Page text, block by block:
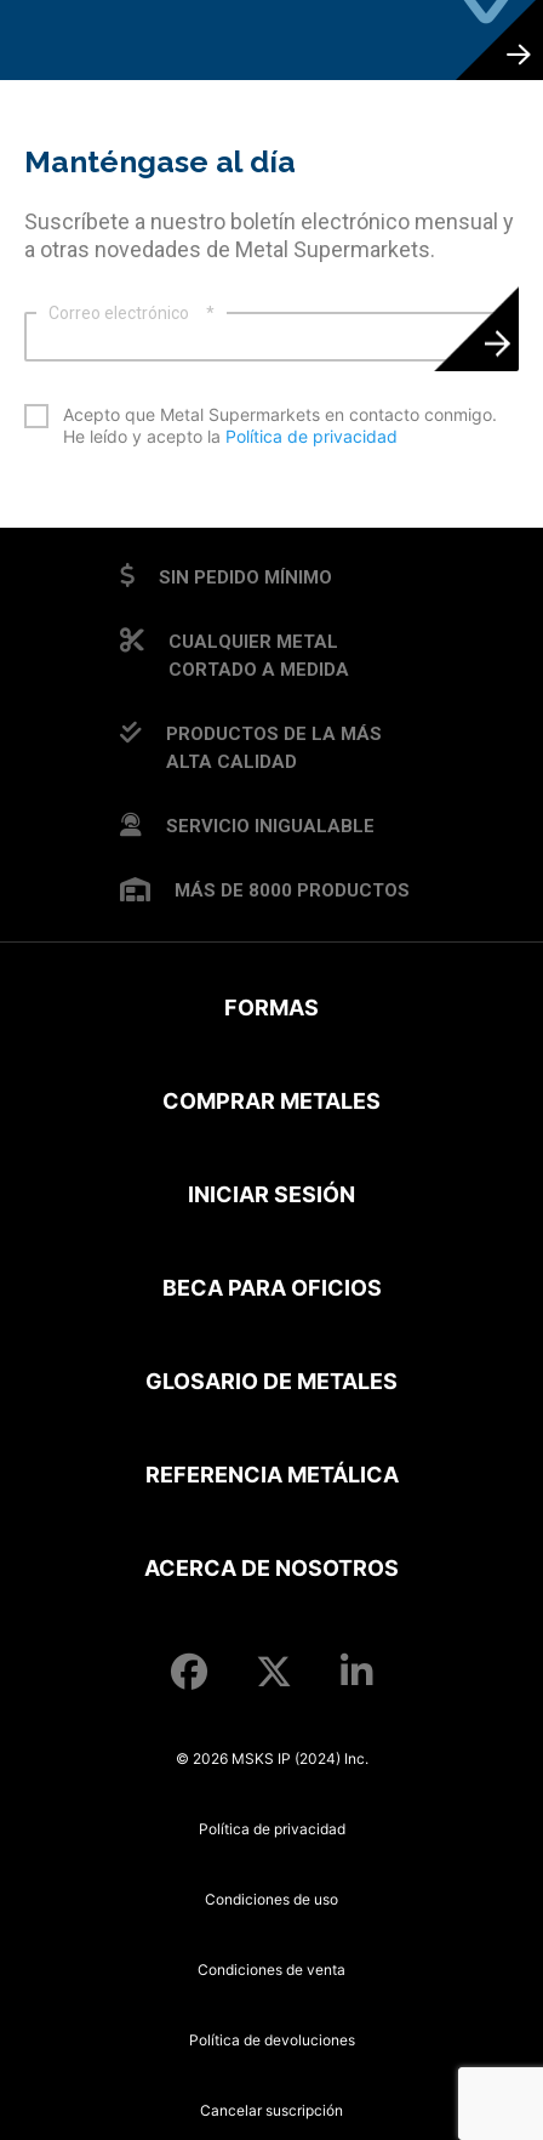
Manténgase al día
Suscríbete a nuestro boletín electrónico mensual y
a otras novedades de Metal Supermarkets.
Correo electrónico *
Acepto que Metal Supermarkets en contacto conmigo.
He leído y acepto la Política de privacidad
SIN PEDIDO MÍNIMO
CUALQUIER METAL
CORTADO A MEDIDA
PRODUCTOS DE LA MÁS
ALTA CALIDAD
SERVICIO INIGUALABLE
MÁS DE 8000 PRODUCTOS
FORMAS
COMPRAR METALES
INICIAR SESIÓN
BECA PARA OFICIOS
GLOSARIO DE METALES
REFERENCIA METÁLICA
ACERCA DE NOSOTROS
© 2026 MSKS IP (2024) Inc.
Política de privacidad
Condiciones de uso
Condiciones de venta
Política de devoluciones
Cancelar suscripción